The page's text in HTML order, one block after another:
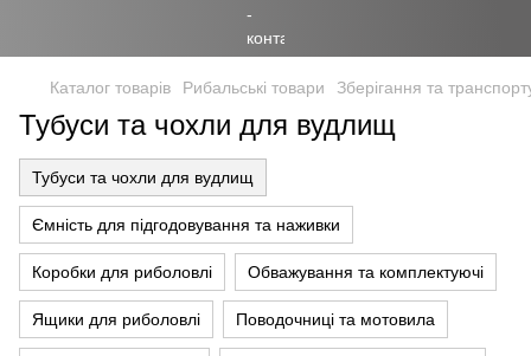
Каталог товарів Рибальські товари Зберігання та
Тубуси та чохли для вудлищ
Тубуси та чохли для вудлищ
Ємність для підгодовування та наживки
Коробки для риболовлі Обважування та комплектуючі
Ящики для риболовлі Поводочниці та мотовила